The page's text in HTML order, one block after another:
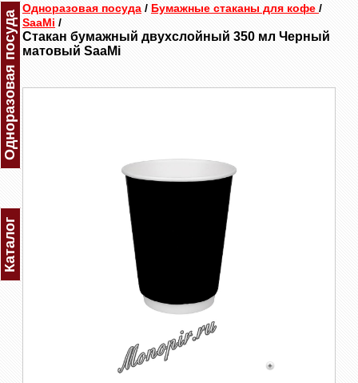
Одноразовая посуда
Каталог
Одноразовая посуда / Бумажные стаканы для кофе /
SaaMi /
Стакан бумажный двухслойный 350 мл Черный
матовый SaaMi